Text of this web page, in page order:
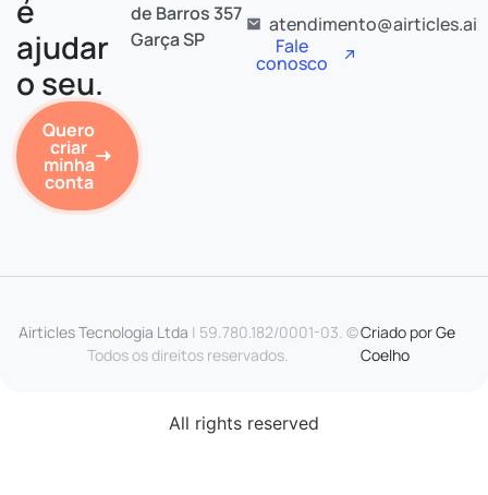
é
ajudar
o seu.
Quero
criar
minha
conta
de Barros 357
Garça SP
atendimento@airticles.ai
Fale
conosco
Airticles Tecnologia Ltda | 59.780.182/0001-03. ©
Todos os direitos reservados.
Criado porGe
Coelho
All rights reserved